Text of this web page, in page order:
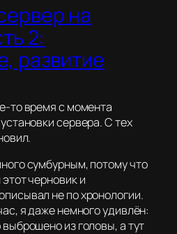
на
2:
развитие
то время с момента
сервера. С тех
сумбурным, потому что
черновик и
не по хронологии.
я даже немного удивлён:
из головы, а тут